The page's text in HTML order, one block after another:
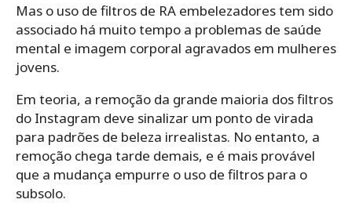
Mas o uso de filtros de RA embelezadores tem sido
associado há muito tempo a problemas de saúde
mental e imagem corporal agravados em mulheres
jovens.
Em teoria, a remoção da grande maioria dos filtros
do Instagram deve sinalizar um ponto de virada
para padrões de beleza irrealistas. No entanto, a
remoção chega tarde demais, e é mais provável
que a mudança empurre o uso de filtros para o
subsolo.